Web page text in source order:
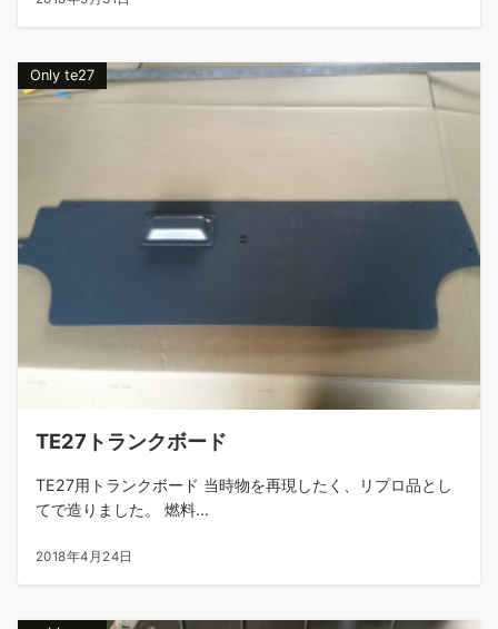
Only te27
TE27トランクボード
TE27用トランクボード 当時物を再現したく、リプロ品とし
てで造りました。 燃料...
2018年4月24日